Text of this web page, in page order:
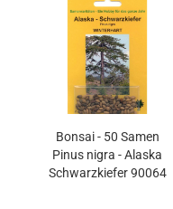
Bonsai - 50 Samen
Pinus nigra - Alaska
Schwarzkiefer 90064